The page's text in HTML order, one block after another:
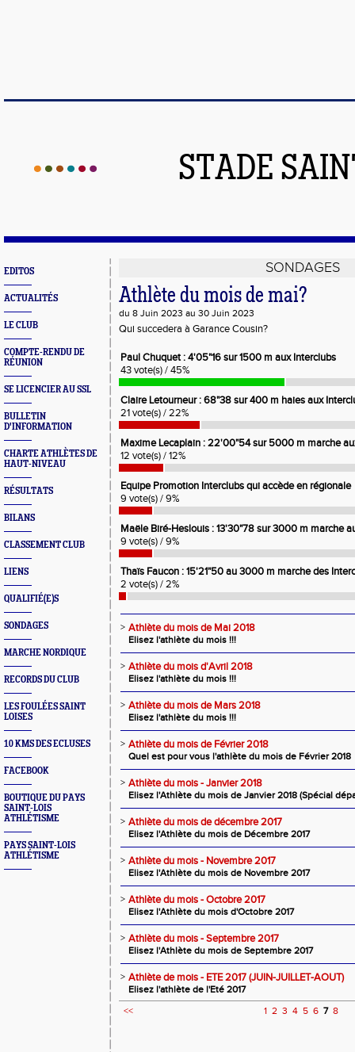
STADE
EDITOS
ACTUALITÉS
LE CLUB
COMPTE-RENDU DE
RÉUNION
SE LICENCIER AU SSL
BULLETIN
D'INFORMATION
CHARTE ATHLÈTES DE
HAUT-NIVEAU
RÉSULTATS
BILANS
CLASSEMENT CLUB
LIENS
QUALIFIÉ(E)S
SONDAGES
MARCHE NORDIQUE
RECORDS DU CLUB
LES FOULÉES SAINT
LOISES
10 KMS DES ECLUSES
FACEBOOK
BOUTIQUE DU PAYS
SAINT-LOIS
ATHLÉTISME
PAYS SAINT-LOIS
ATHLÉTISME
SONDAGES
Athlète du mois de mai?
du 8 Juin 2023 au 30 Juin 2023
Qui succedera à Garance Cousin?
Paul Chuquet : 4'05"16 sur 1500 m aux Interclubs
43 vote(s) / 45%
Claire Letourneur : 68"38 sur 400 m haies aux
21 vote(s) / 22%
Maxime Lecaplain : 22'00"54 sur 5000 m marche
12 vote(s) / 12%
Equipe Promotion Interclubs qui accède en régionale
9 vote(s) / 9%
Maële Biré-Heslouis : 13'30"78 sur 3000 m marche
9 vote(s) / 9%
Thaïs Faucon : 15'21"50 au 3000 m marche des
2 vote(s) / 2%
> Athlète du mois de Mai 2018
Elisez l'athlète du mois !!!
> Athlète du mois d'Avril 2018
Elisez l'athlète du mois !!!
> Athlète du mois de Mars 2018
Elisez l'athlète du mois !!!
> Athlète du mois de Février 2018
Quel est pour vous l'athlète du mois de Février 2018
> Athlète du mois - Janvier 2018
Elisez l'Athlète du mois de Janvier 2018 (Spécial
> Athlète du mois de décembre 2017
Elisez l'Athlète du mois de Décembre 2017
> Athlète du mois - Novembre 2017
Elisez l'Athlète du mois de Novembre 2017
> Athlète du mois - Octobre 2017
Elisez l'Athlète du mois d'Octobre 2017
> Athlète du mois - Septembre 2017
Elisez l'Athlète du mois de Septembre 2017
> Athlète de mois - ETE 2017 (JUIN-JUILLET-AOUT)
Elisez l'athlète de l'Eté 2017
<<
1 2 3 4 5 6 7 8